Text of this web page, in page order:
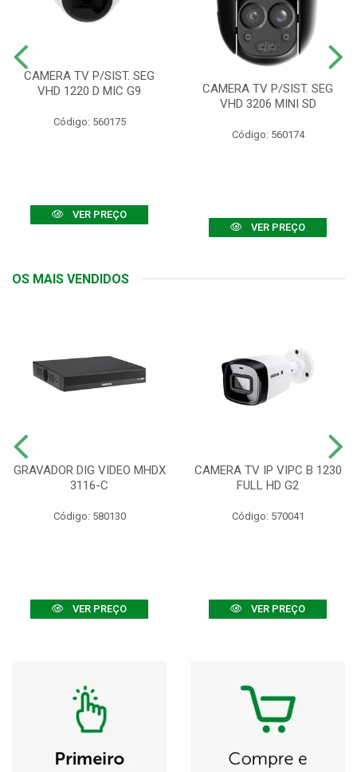
CAMERA TV P/SIST. SEG
VHD 1220 D MIC G9
Código: 560175
VER PREÇO
CAMERA TV P/SIST. SEG
VHD 3206 MINI SD
Código: 560174
VER PREÇO
OS MAIS VENDIDOS
GRAVADOR DIG VIDEO MHDX
3116-C
Código: 580130
VER PREÇO
CAMERA TV IP VIPC B 1230
FULL HD G2
Código: 570041
VER PREÇO